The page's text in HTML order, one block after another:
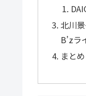
北川
B’zラ
まと